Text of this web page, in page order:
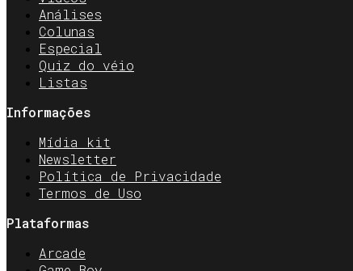
Análises
Colunas
Especial
Quiz do véio
Listas
Informações
Mídia kit
Newsletter
Política de Privacidade
Termos de Uso
Plataformas
Arcade